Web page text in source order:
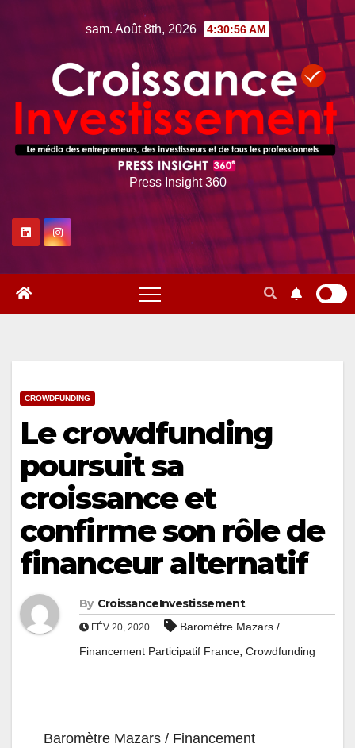
sam. Août 8th, 2026 4:30:57 AM
Press Insight 360
CROWDFUNDING
Le crowdfunding
poursuit sa
croissance et
confirme son rôle de
financeur alternatif
By CroissanceInvestissement
FÉV 20, 2020
Baromètre Mazars /
Financement Participatif France, Crowdfunding
Baromètre Mazars / Financement